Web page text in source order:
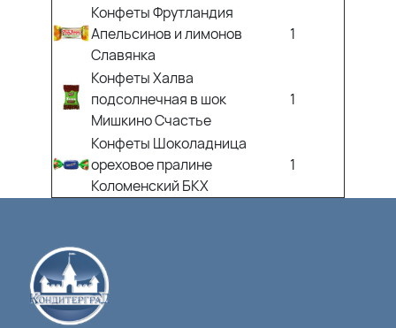
Конфеты Фрутландия
Апельсинов и лимонов
Славянка
1
Конфеты Халва
подсолнечная в шок
Мишкино Счастье
1
Конфеты Шоколадница
ореховое пралине
Коломенский БКХ
1